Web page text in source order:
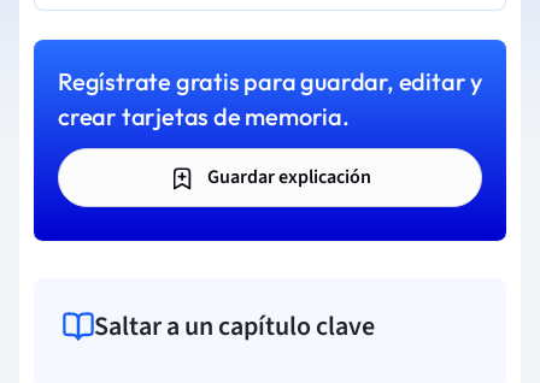
Regístrate gratis para guardar, editar y
crear tarjetas de memoria.
Guardar explicación
Saltar a un capítulo clave